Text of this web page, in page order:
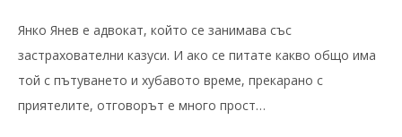
Янко Янев е адвокат, който се занимава със
застрахователни казуси. И ако се питате какво общо има
той с пътуването и хубавото време, прекарано с
приятелите, отговорът е много прост…